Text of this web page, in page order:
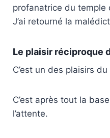
profanatrice du temple
J’ai retourné la
Le plaisir réciproque
C’est un des plaisirs
C’est après tout la
l’attente.